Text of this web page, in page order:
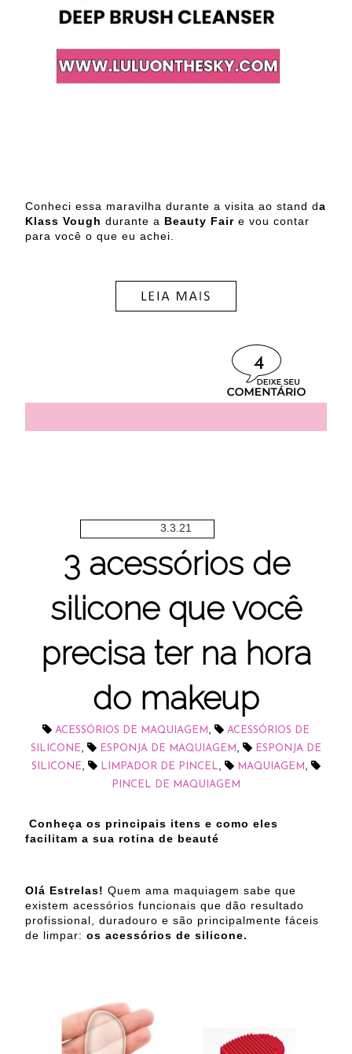
Conheci essa maravilha durante a visita ao stand da
Klass Vough durante a Beauty Fair e vou contar
para você o que eu achei.
4
3.3.21
3 acessórios de
silicone que você
precisa ter na hora
do makeup
ACESSÓRIOS DE MAQUIAGEM ,
ACESSÓRIOS DE
SILICONE, ESPONJA DE MAQUIAGEM ,
ESPONJA DE
SILICONE, LIMPADOR DE PINCEL, MAQUIAGEM ,
PINCEL DE MAQUIAGEM
Conheça os principais itens e como eles
facilitam a sua rotina de beauté
Olá Estrelas! Quem ama maquiagem sabe que
existem acessórios funcionais que dão resultado
profissional, duradouro e são principalmente fáceis
de limpar: os acessórios de silicone.